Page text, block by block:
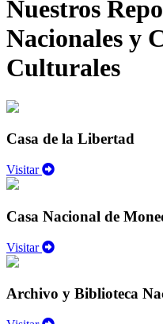
Nuestros
Nacionales y
Culturales
Casa de la Libertad
Visitar
Casa Nacional de
Visitar
Archivo y Biblioteca